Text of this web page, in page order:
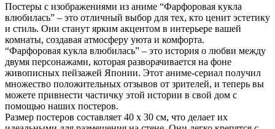
Постеры с изображениями из аниме “Фарфоровая кукла
влюбилась” – это отличный выбор для тех, кто ценит эстетику
и стиль. Они станут ярким акцентом в интерьере вашей
комнаты, создавая атмосферу уюта и комфорта.
“Фарфоровая кукла влюбилась” – это история о любви между
двумя персонажами, которая разворачивается на фоне
живописных пейзажей Японии. Этот аниме-сериал получил
множество положительных отзывов от зрителей, и теперь вы
можете привнести частичку этой истории в свой дом с
помощью наших постеров.
Размер постеров составляет 40 х 30 см, что делает их